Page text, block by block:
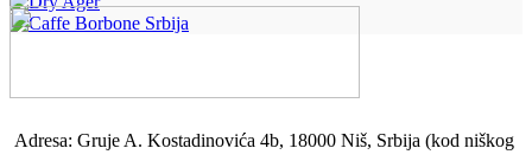
Adresa: Gruje A. Kostadinovića 4b, 18000 Niš, Srbija (kod niškog